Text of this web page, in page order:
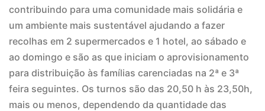
contribuindo para uma comunidade mais solidária e
um ambiente mais sustentável ajudando a fazer
recolhas em 2 supermercados e 1 hotel, ao sábado e
ao domingo e são as que iniciam o aprovisionamento
para distribuição às famílias carenciadas na 2ª e 3ª
feira seguintes. Os turnos são das 20,50 h às 23,50h,
mais ou menos, dependendo da quantidade das